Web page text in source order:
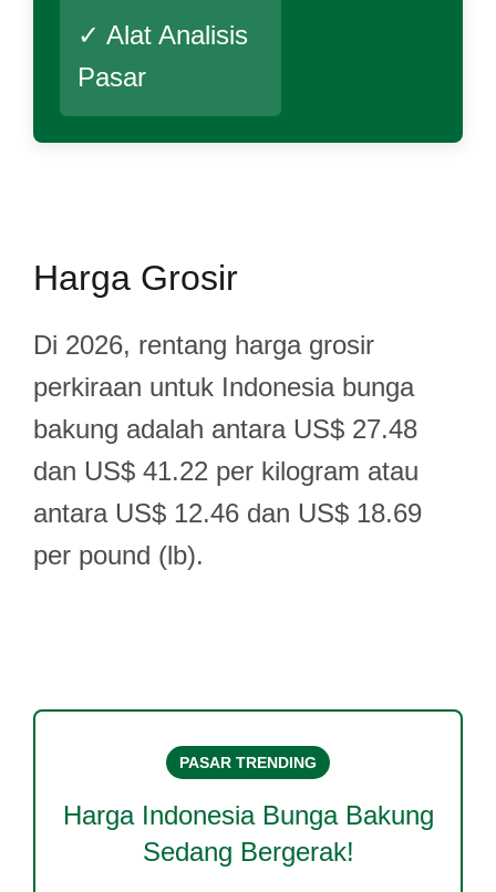
✓ Alat Analisis
Pasar
Harga Grosir
Di 2026, rentang harga grosir
perkiraan untuk Indonesia bunga
bakung adalah antara US$ 27.48
dan US$ 41.22 per kilogram atau
antara US$ 12.46 dan US$ 18.69
per pound (lb).
PASAR TRENDING
Harga Indonesia Bunga Bakung
Sedang Bergerak!